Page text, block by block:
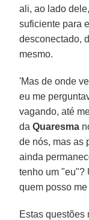
ali, ao lado
suficiente para
desconectado,
mesmo.
'Mas de onde
eu me
vagando, até
daQuaresma
de nós, mas as
ainda
tenho um "eu"?
quem posso
Estas questões